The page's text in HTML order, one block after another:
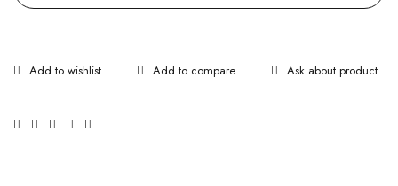
Ask about product